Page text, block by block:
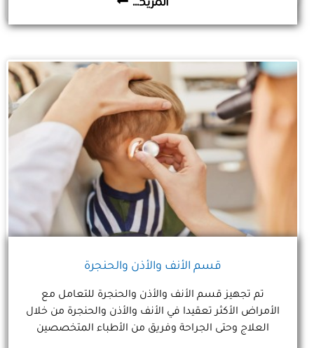
(الناروباند) للصدفية والبهاق.
قسم الأنف والأذن والحنجرة
تم تجهيز قسم الأنف والأذن والحنجرة للتعامل مع
الأمراض الأكثر تعقيدا في الأنف والأذن والحنجرة من خلال
العلاج وحتى الجراحة وفريق من الأطباء المتخصصين